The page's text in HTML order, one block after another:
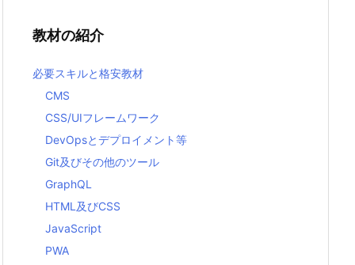
教材の紹介
必要スキルと格安教材
CMS
CSS/UIフレームワーク
DevOpsとデプロイメント等
Git及びその他のツール
GraphQL
HTML及びCSS
JavaScript
PWA